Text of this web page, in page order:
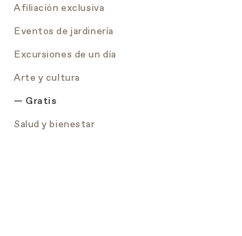
Afiliación exclusiva
Eventos de jardinería
Excursiones de un día
Arte y cultura
Gratis
Salud y bienestar